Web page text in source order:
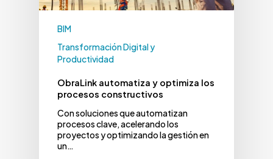
BIM
Transformación Digital y
Productividad
ObraLink automatiza y optimiza los
procesos constructivos
Con soluciones que automatizan
procesos clave, acelerando los
proyectos y optimizando la gestión en
un…